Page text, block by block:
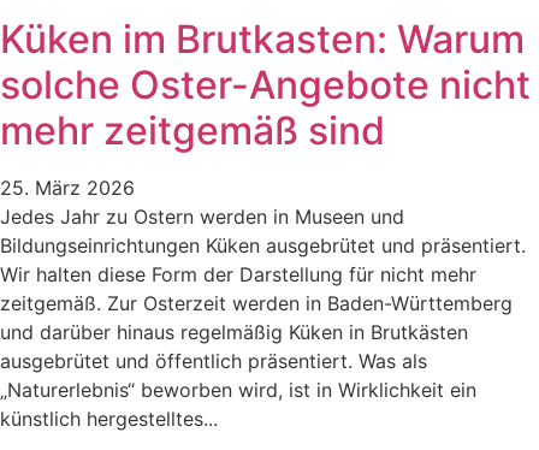
Küken im Brutkasten: Warum
solche Oster-Angebote nicht
mehr zeitgemäß sind
25. März 2026
Jedes Jahr zu Ostern werden in Museen und
Bildungseinrichtungen Küken ausgebrütet und präsentiert.
Wir halten diese Form der Darstellung für nicht mehr
zeitgemäß. Zur Osterzeit werden in Baden-Württemberg
und darüber hinaus regelmäßig Küken in Brutkästen
ausgebrütet und öffentlich präsentiert. Was als
„Naturerlebnis“ beworben wird, ist in Wirklichkeit ein
künstlich hergestelltes...